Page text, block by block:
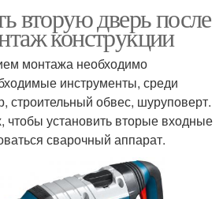
вторую дверь после
конструкции
монтажа необходимо
инструменты, среди
строительный обвес, шуруповерт.
чтобы установить вторые входные
сварочный аппарат.